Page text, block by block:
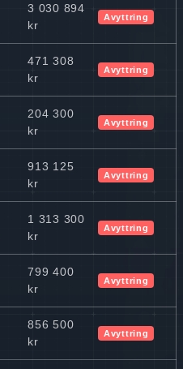
3 030 894
kr
Avyttring
471 308
kr
Avyttring
204 300
kr
Avyttring
913 125
kr
Avyttring
1 313 300
kr
Avyttring
799 400
kr
Avyttring
856 500
kr
Avyttring